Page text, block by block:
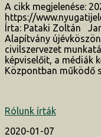
A cikk megjelenése:
https://
Írta: Pataki Zoltán
Alapítvány
civilszervezet
képviselőit, a médiák
Központban működő
Rólunk írták
2020-01-07